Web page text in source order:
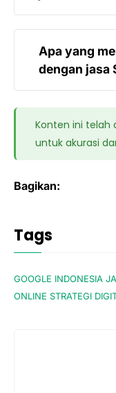
traffic tersebut
meningkatkan
kami.
Bagikan:
Tags
GOOGLE INDONESIA
ONLINE STRATEGI
Related Post